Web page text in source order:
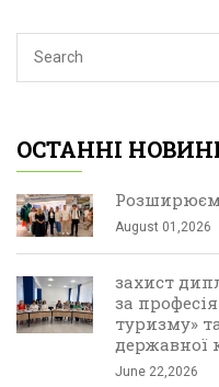
ОСТАННІ
August 01,2026
захист
за
туризму»
державної
June 22,2026